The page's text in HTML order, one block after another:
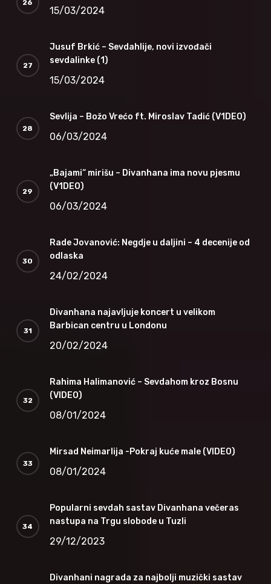
15/03/2024
Jusuf Brkić – Sevdahlije, novi izvođači
sevdalinke (1)
15/03/2024
Sevlija – Božo Vrećo ft. Miroslav Tadić (V1DEO)
06/03/2024
„Bajami“ mirišu – Divanhana ima novu pjesmu
(V1DEO)
06/03/2024
Rade Jovanović: Negdje u daljini – 4 decenije od
odlaska
24/02/2024
Divanhana najavljuje koncert u velikom
Barbican centru u Londonu
20/02/2024
Rahima Halimanović – Sevdahom kroz Bosnu
(VIDEO)
08/01/2024
Mirsad Neimarlija -Pokraj kuće male (VIDEO)
08/01/2024
Popularni sevdah sastav Divanhana večeras
nastupa na Trgu slobode u Tuzli
29/12/2023
Divanhani nagrada za najbolji muzički sastav